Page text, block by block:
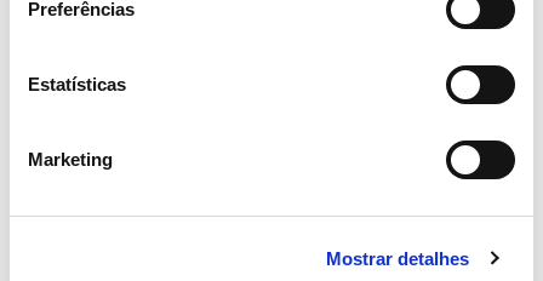
Preferências
Estatísticas
Marketing
Mostrar detalhes